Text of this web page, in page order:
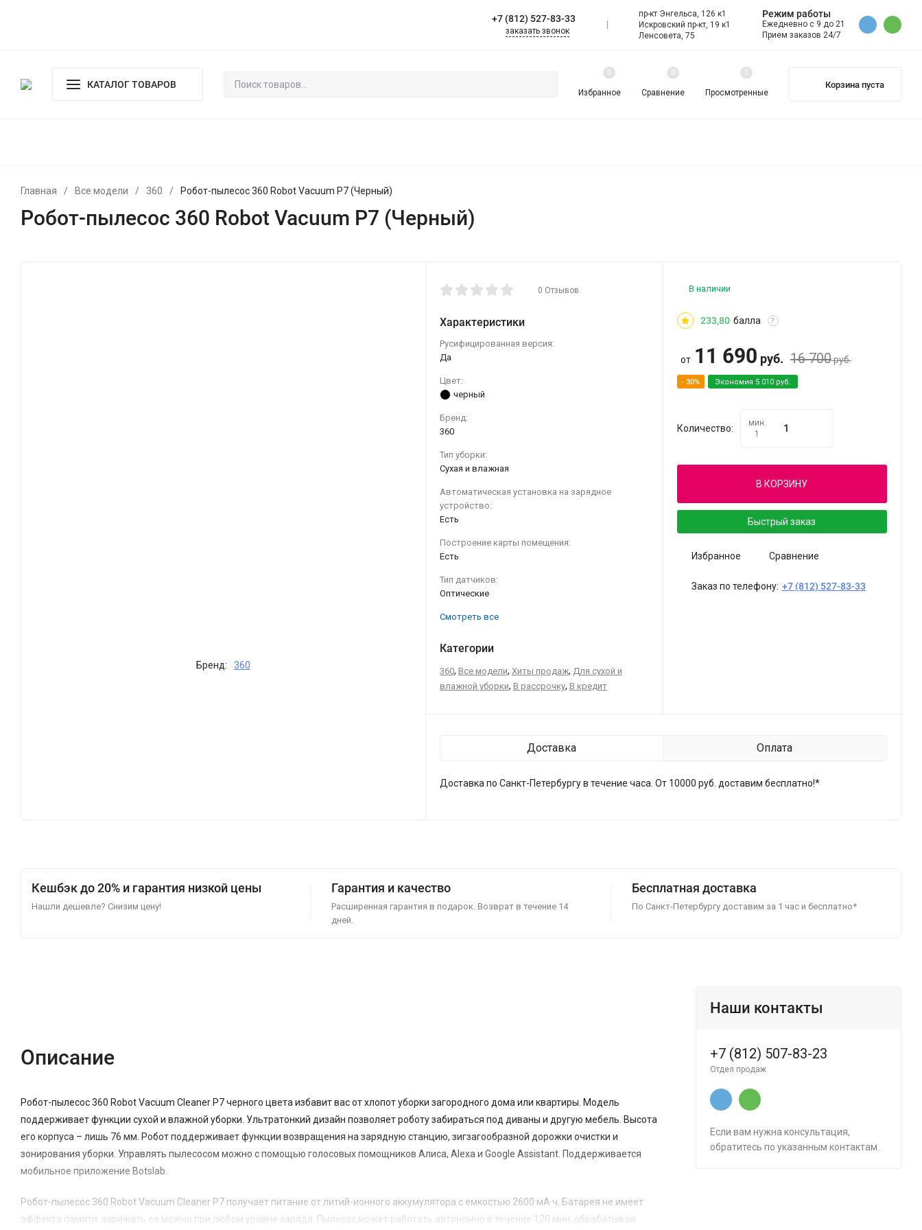
+7 (812) 527-83-33
заказать звонок
пр-кт Энгельса, 126 к1
Искровский пр-кт, 19 к1
Ленсовета, 75
Режим работы
Ежедневно с 9 до 21
Прием заказов 24/7
КАТАЛОГ ТОВАРОВ
Избранное
0
Сравнение
0
Просмотренные
0
Корзина пуста
Главная / Все модели / 360 / Робот-пылесос 360 Robot Vacuum P7 (Черный)
Робот-пылесос 360 Robot Vacuum P7 (Черный)
Бренд: 360
0 Отзывов
Характеристики
Русифицированная версия:
Да
Цвет:
черный
Бренд:
360
Тип уборки:
Сухая и влажная
Автоматическая установка на зарядное
устройство:
Есть
Построение карты помещения:
Есть
Тип датчиков:
Оптические
Смотреть все
Категории
360, Все модели, Хиты продаж, Для сухой и
влажной уборки, В рассрочку, В кредит
В наличии
233,80 балла ?
от 11 690 руб. 16 700руб.
- 30% Экономия 5 010 руб.
Количество:
мин.
1
В КОРЗИНУ
Быстрый заказ
Избранное Сравнение
Заказ по телефону: +7 (812) 527-83-33
Доставка Оплата
Доставка по Санкт-Петербургу в течение часа. От 10000 руб. доставим бесплатно!*
Кешбэк до 20% и гарантия низкой цены
Нашли дешевле? Снизим цену!
Гарантия и качество
Расширенная гарантия в подарок. Возврат в течение 14
дней.
Бесплатная доставка
По Санкт-Петербургу доставим за 1 час и бесплатно*
Описание
Робот-пылесос 360 Robot Vacuum Cleaner P7 черного цвета избавит вас от хлопот уборки загородного дома или квартиры. Модель
поддерживает функции сухой и влажной уборки. Ультратонкий дизайн позволяет роботу забираться под диваны и другую мебель. Высота
его корпуса – лишь 76 мм. Робот поддерживает функции возвращения на зарядную станцию, зигзагообразной дорожки очистки и
зонирования уборки. Управлять пылесосом можно с помощью голосовых помощников Алиса, Alexa и Google Assistant. Поддерживается
мобильное приложение Botslab.
Робот-пылесос 360 Robot Vacuum Cleaner P7 получает питание от литий-ионного аккумулятора с емкостью 2600 мА·ч. Батарея не имеет
эффекта памяти: заряжать ее можно при любом уровне заряда. Пылесос может работать автономно в течение 120 мин, обрабатывая
Наши контакты
+7 (812) 507-83-23
Отдел продаж
Если вам нужна консультация,
обратитесь по указанным контактам.